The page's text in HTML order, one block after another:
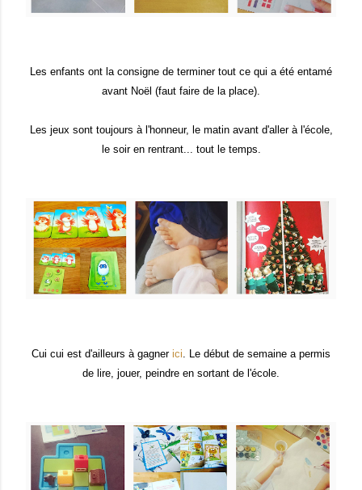
Les enfants ont la consigne de terminer tout ce qui a été entamé
avant Noël (faut faire de la place).
Les jeux sont toujours à l'honneur, le matin avant d'aller à l'école,
le soir en rentrant... tout le temps.
Cui cui est d'ailleurs à gagner ici. Le début de semaine a permis
de lire, jouer, peindre en sortant de l'école.